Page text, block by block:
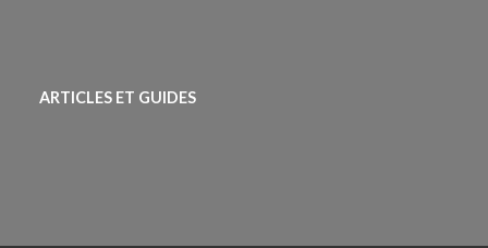
ARTICLES ET GUIDES